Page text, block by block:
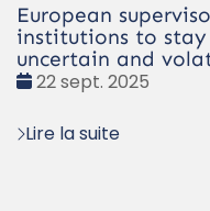
European
institutions to
uncertain and
Date
22 sept. 2025
Lire la suite